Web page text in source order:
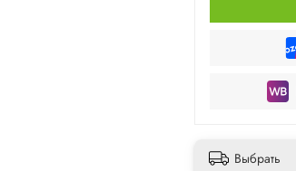
Выбрать